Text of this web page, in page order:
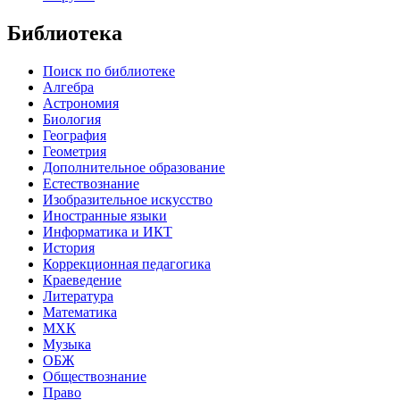
Библиотека
Поиск по библиотеке
Алгебра
Астрономия
Биология
География
Геометрия
Дополнительное образование
Естествознание
Изобразительное искусство
Иностранные языки
Информатика и ИКТ
История
Коррекционная педагогика
Краеведение
Литература
Математика
МХК
Музыка
ОБЖ
Обществознание
Право